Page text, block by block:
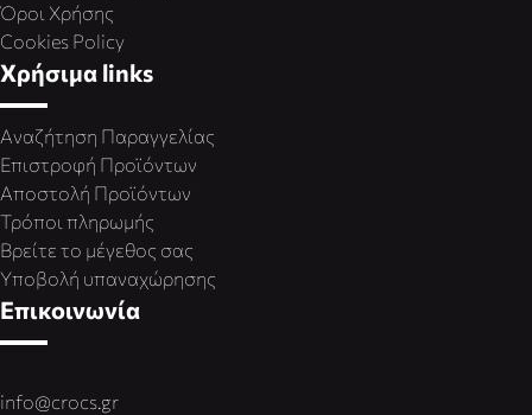
Όροι Χρήσης
Cookies Policy
Χρήσιμα links
Αναζήτηση Παραγγελίας
Επιστροφή Προϊόντων
Αποστολή Προϊόντων
Τρόποι πληρωμής
Βρείτε το μέγεθος σας
Υποβολή υπαναχώρησης
Επικοινωνία
info@crocs.gr